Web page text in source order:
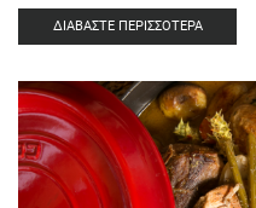
ΔΙΑΒΆΣΤΕ ΠΕΡΙΣΣΌΤΕΡΑ